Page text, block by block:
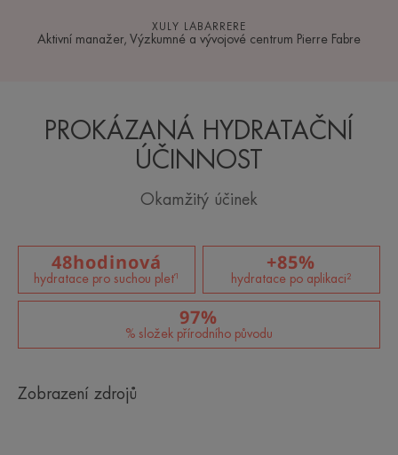
XULY LABARRERE
Aktivní manažer, Výzkumné a vývojové centrum Pierre Fabre
PROKÁZANÁ HYDRATAČNÍ
ÚČINNOST
Okamžitý účinek
48hodinová
hydratace pro suchou pleť¹
+85%
hydratace po aplikaci²
97%
% složek přírodního původu
Zobrazení zdrojů